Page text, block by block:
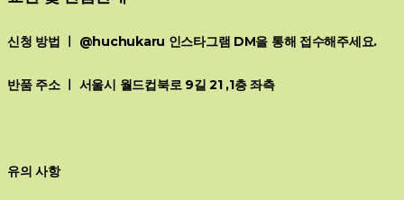
신청 방법 ㅣ @huchukaru 인스타그램 DM을 통해 접수해주세요.
반품 주소 ㅣ 서울시 월드컵북로 9길 21 ,1층 좌측
유의 사항